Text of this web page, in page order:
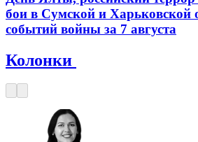
бои в Сумской и Харьковской
событий войны за 7 августа
Колонки